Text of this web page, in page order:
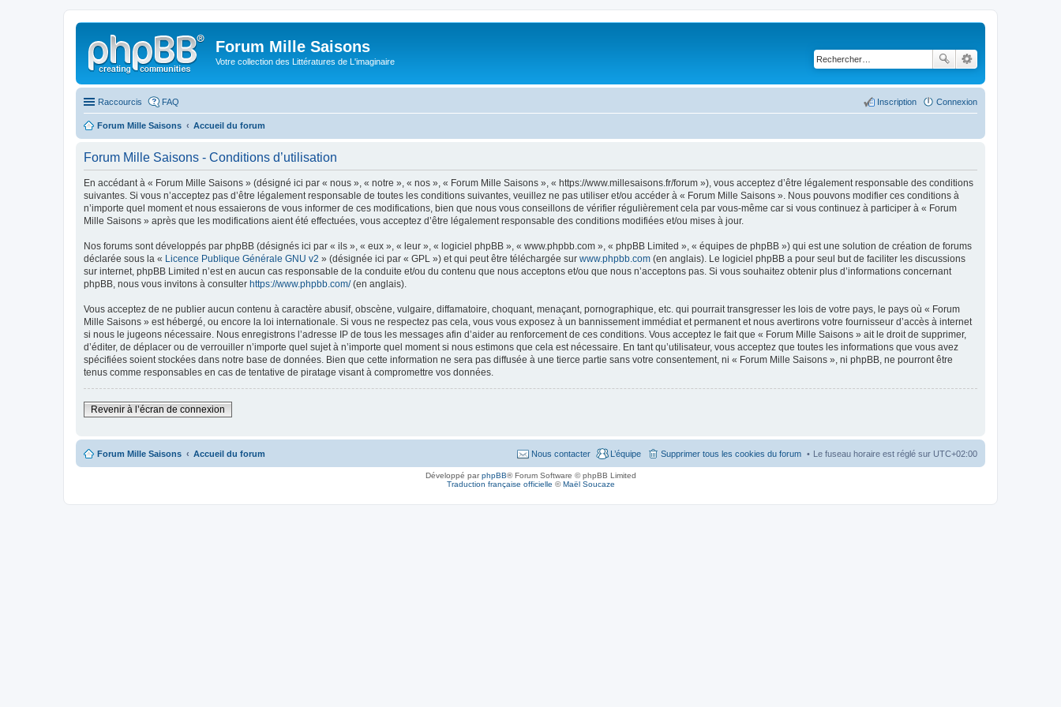
Forum Mille Saisons
Votre collection des Littératures de L'imaginaire
Raccourcis FAQ Connexion
Inscription
Forum Mille Saisons Accueil du forum
Forum Mille Saisons - Conditions d’utilisation
En accédant à « Forum Mille Saisons » (désigné ici par « nous », « notre », « nos », « Forum Mille Saisons », « https://www.millesaisons.fr/forum »), vous acceptez d’être légalement responsable des conditions
suivantes. Si vous n’acceptez pas d’être légalement responsable de toutes les conditions suivantes, veuillez ne pas utiliser et/ou accéder à « Forum Mille Saisons ». Nous pouvons modifier ces conditions à
n’importe quel moment et nous essaierons de vous informer de ces modifications, bien que nous vous conseillons de vérifier régulièrement cela par vous-même car si vous continuez à participer à « Forum
Mille Saisons » après que les modifications aient été effectuées, vous acceptez d’être légalement responsable des conditions modifiées et/ou mises à jour.
Nos forums sont développés par phpBB (désignés ici par « ils », « eux », « leur », « logiciel phpBB », « www.phpbb.com », « phpBB Limited », « équipes de phpBB ») qui est une solution de création de forums
déclarée sous la « Licence Publique Générale GNU v2 » (désignée ici par « GPL ») et qui peut être téléchargée sur www.phpbb.com (en anglais). Le logiciel phpBB a pour seul but de faciliter les discussions
sur internet, phpBB Limited n’est en aucun cas responsable de la conduite et/ou du contenu que nous acceptons et/ou que nous n’acceptons pas. Si vous souhaitez obtenir plus d’informations concernant
phpBB, nous vous invitons à consulter https://www.phpbb.com/(en anglais).
Vous acceptez de ne publier aucun contenu à caractère abusif, obscène, vulgaire, diffamatoire, choquant, menaçant, pornographique, etc. qui pourrait transgresser les lois de votre pays, le pays où « Forum
Mille Saisons » est hébergé, ou encore la loi internationale. Si vous ne respectez pas cela, vous vous exposez à un bannissement immédiat et permanent et nous avertirons votre fournisseur d’accès à internet
si nous le jugeons nécessaire. Nous enregistrons l’adresse IP de tous les messages afin d’aider au renforcement de ces conditions. Vous acceptez le fait que « Forum Mille Saisons » ait le droit de supprimer,
d’éditer, de déplacer ou de verrouiller n’importe quel sujet à n’importe quel moment si nous estimons que cela est nécessaire. En tant qu’utilisateur, vous acceptez que toutes les informations que vous avez
spécifiées soient stockées dans notre base de données. Bien que cette information ne sera pas diffusée à une tierce partie sans votre consentement, ni « Forum Mille Saisons », ni phpBB, ne pourront être
tenus comme responsables en cas de tentative de piratage visant à compromettre vos données.
Revenir à l’écran de connexion
Forum Mille Saisons Accueil du forum Le fuseau horaire est réglé sur UTC+02:00
Supprimer tous les cookies du forum
L’équipe
Nous contacter
Développé parphpBB® Forum Software © phpBB Limited
Traduction française officielle ©Maël Soucaze